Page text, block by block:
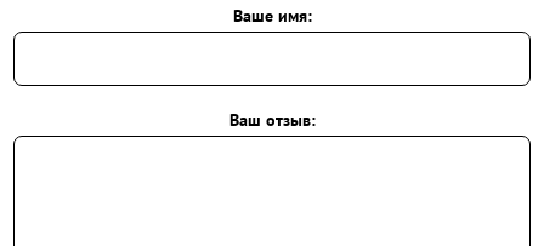
Ваше имя:
Ваш отзыв: